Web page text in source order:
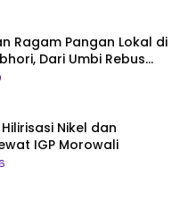
Ragam Pangan Lokal di
Dari Umbi Rebus
Beras Muna
Nikel dan
IGP Morowali